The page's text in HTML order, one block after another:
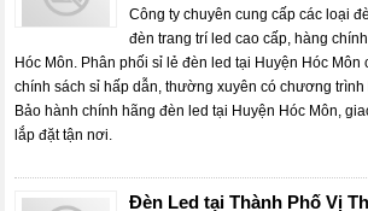
Công ty chuyên cung cấp các loại
đèn trang trí led cao cấp, hàng
Hóc Môn. Phân phối sỉ lẻ đèn led tại Huyện Hóc Môn
chính sách sỉ hấp dẫn, thường xuyên có chương
Bảo hành chính hãng đèn led tại Huyện Hóc Môn,
lắp đặt tận nơi.
Đèn Led tại Thành Phố Vị